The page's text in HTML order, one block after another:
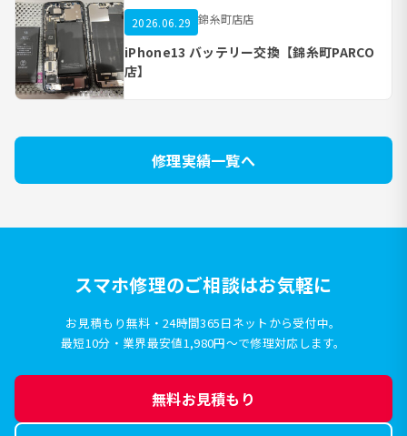
2026.06.29 錦糸町店店
iPhone13 バッテリー交換【錦糸町PARCO
店】
修理実績一覧へ
スマホ修理のご相談はお気軽に
お見積もり無料・24時間365日ネットから受付中。
最短10分・業界最安値1,980円〜で修理対応します。
無料お見積もり